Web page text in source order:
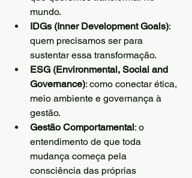
mundo.
IDGs (Inner Development Goals):
quem precisamos ser para
sustentar essa transformação.
ESG (Environmental, Social and
Governance): como conectar ética,
meio ambiente e governança à
gestão.
Gestão Comportamental: o
entendimento de que toda
mudança começa pela
consciência das próprias